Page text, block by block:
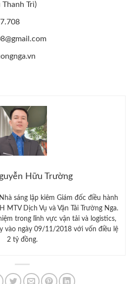
Thanh Trì)
Hữu Trường
sáng lập kiêm Giám đốc điều hành
MTV Dịch Vụ và Vận Tải Trường Nga.
trong lĩnh vực vận tải và logistics,
vào ngày 09/11/2018 với vốn điều lệ
2 tỷ đồng.